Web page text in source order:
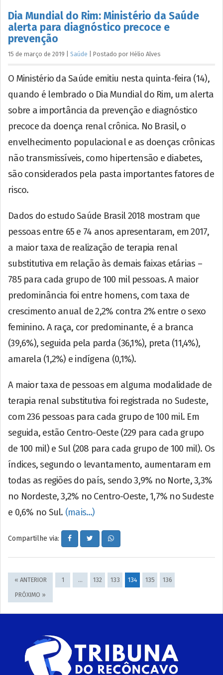
Dia Mundial do Rim: Ministério da Saúde
alerta para diagnóstico precoce e
prevenção
15 de março de 2019 Saúde Postado por Hélio Alves
O Ministério da Saúde emitiu nesta quinta-feira (14),
quando é lembrado o Dia Mundial do Rim, um alerta
sobre a importância da prevenção e diagnóstico
precoce da doença renal crônica. No Brasil, o
envelhecimento populacional e as doenças crônicas
não transmissíveis, como hipertensão e diabetes,
são considerados pela pasta importantes fatores de
risco.
Dados do estudo Saúde Brasil 2018 mostram que
pessoas entre 65 e 74 anos apresentaram, em 2017,
a maior taxa de realização de terapia renal
substitutiva em relação às demais faixas etárias –
785 para cada grupo de 100 mil pessoas. A maior
predominância foi entre homens, com taxa de
crescimento anual de 2,2% contra 2% entre o sexo
feminino. A raça, cor predominante, é a branca
(39,6%), seguida pela parda (36,1%), preta (11,4%),
amarela (1,2%) e indígena (0,1%).
A maior taxa de pessoas em alguma modalidade de
terapia renal substitutiva foi registrada no Sudeste,
com 236 pessoas para cada grupo de 100 mil. Em
seguida, estão Centro-Oeste (229 para cada grupo
de 100 mil) e Sul (208 para cada grupo de 100 mil). Os
índices, segundo o levantamento, aumentaram em
todas as regiões do país, sendo 3,9% no Norte, 3,3%
no Nordeste, 3,2% no Centro-Oeste, 1,7% no Sudeste
e 0,6% no Sul. (mais…)
Compartilhe via:
« ANTERIOR 1 … 132 133 134 135
136
PRÓXIMO »